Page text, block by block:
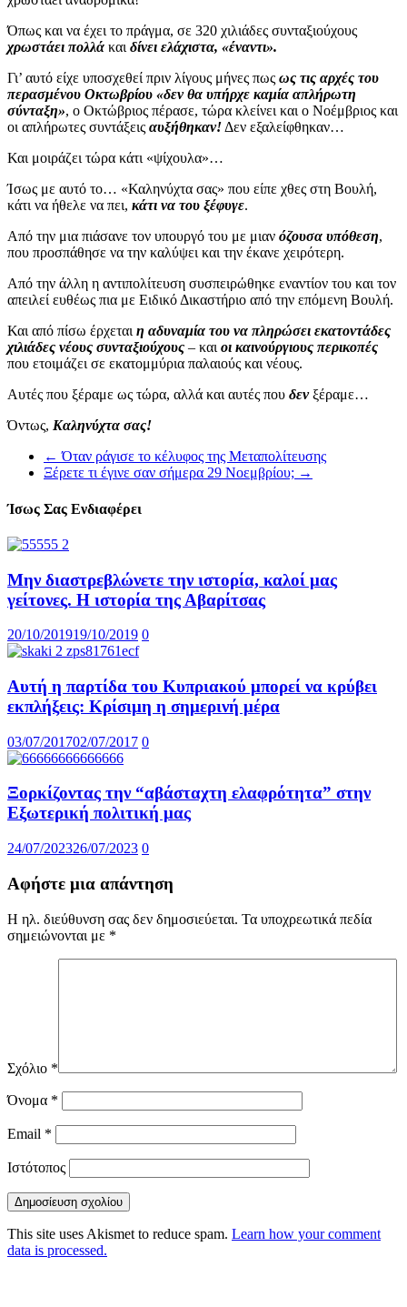
Όπως και να έχει το πράγμα, σε 320 χιλιάδες συνταξιούχους
χρωστάει πολλά και δίνει ελάχιστα, «έναντι».
Γι’ αυτό είχε υποσχεθεί πριν λίγους μήνες πως ως τις αρχές του
περασμένου Οκτωβρίου «δεν θα υπήρχε καμία απλήρωτη
σύνταξη», ο Οκτώβριος πέρασε, τώρα κλείνει και ο Νοέμβριος και
οι απλήρωτες συντάξεις αυξήθηκαν! Δεν εξαλείφθηκαν…
Και μοιράζει τώρα κάτι «ψίχουλα»…
Ίσως με αυτό το… «Καληνύχτα σας» που είπε χθες στη Βουλή,
κάτι να ήθελε να πει, κάτι να του ξέφυγε.
Από την μια πιάσανε τον υπουργό του με μιαν όζουσα υπόθεση,
που προσπάθησε να την καλύψει και την έκανε χειρότερη.
Από την άλλη η αντιπολίτευση συσπειρώθηκε εναντίον του και τον
απειλεί ευθέως πια με Ειδικό Δικαστήριο από την επόμενη Βουλή.
Και από πίσω έρχεται η αδυναμία του να πληρώσει εκατοντάδες
χιλιάδες νέους συνταξιούχους – και οι καινούργιους περικοπές
που ετοιμάζει σε εκατομμύρια παλαιούς και νέους.
Αυτές που ξέραμε ως τώρα, αλλά και αυτές που δενξέραμε…
Όντως, Καληνύχτα σας!
← Όταν ράγισε το κέλυφος της Μεταπολίτευσης
Ξέρετε τι έγινε σαν σήμερα 29 Νοεμβρίου; →
Ίσως Σας Ενδιαφέρει
Μην διαστρεβλώνετε την ιστορία, καλοί μας
γείτονες. Η ιστορία της Αβαρίτσας
20/10/201919/10/2019 0
Αυτή η παρτίδα του Kυπριακού μπορεί να κρύβει
εκπλήξεις: Κρίσιμη η σημερινή μέρα
03/07/201702/07/2017 0
Ξορκίζοντας την “αβάσταχτη ελαφρότητα” στην
Εξωτερική πολιτική μας
24/07/202326/07/2023 0
Αφήστε μια απάντηση
Η ηλ. διεύθυνση σας δεν δημοσιεύεται. Τα υποχρεωτικά πεδία
σημειώνονται με *
Σχόλιο *
Όνομα *
Email *
Ιστότοπος
This site uses Akismet to reduce spam. Learn how your comment
data is processed.